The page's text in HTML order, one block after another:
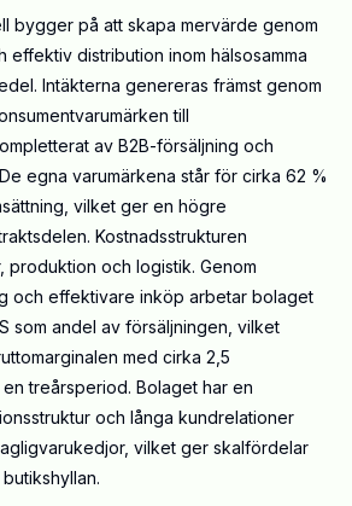
bygger på att skapa mervärde genom
effektiv distribution inom hälsosamma
Intäkterna genereras främst genom
till
av B2B-försäljning och
egna varumärkena står för cirka 62 %
vilket ger en högre
Kostnadsstrukturen
produktion och logistik. Genom
och effektivare inköp arbetar bolaget
som andel av försäljningen, vilket
med cirka 2,5
treårsperiod. Bolaget har en
och långa kundrelationer
vilket ger skalfördelar